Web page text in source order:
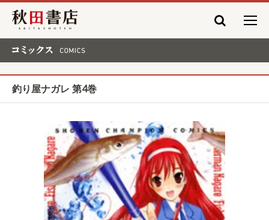
秋田書店
釣り屋ナガレ 第4巻